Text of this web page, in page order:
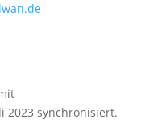
2023 synchronisiert.